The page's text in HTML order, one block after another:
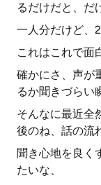
るだけだと、だ
一人分だけど、
これはこれで面
確かにさ、声が
るか聞きづらい
そんなに最近全
後のね、話の流
聞き心地を良く
たいな、